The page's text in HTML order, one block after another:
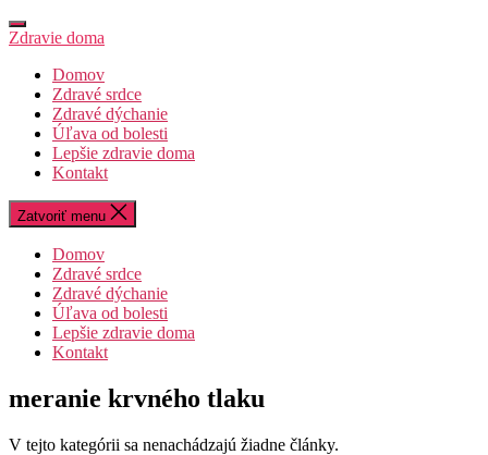
Preskočiť
na
Zdravie doma
Domov
Zdravé srdce
Zdravé dýchanie
Úľava od bolesti
Lepšie zdravie doma
Kontakt
Zatvoriť menu
Domov
Zdravé srdce
Zdravé dýchanie
Úľava od bolesti
Lepšie zdravie doma
Kontakt
meranie krvného tlaku
V tejto kategórii sa nenachádzajú žiadne články.